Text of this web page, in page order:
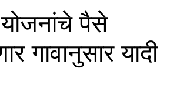
पैसे
गावानुसार यादी